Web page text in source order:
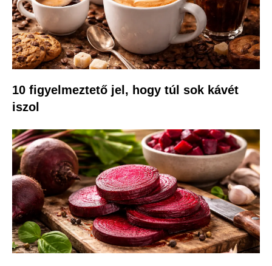
10 figyelmeztető jel, hogy túl sok kávét
iszol